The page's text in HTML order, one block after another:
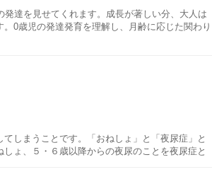
の方を指します。赤ちゃんが男の子の場合は男
飯→吸い物→赤飯→香の物赤飯→吸い物→赤飯
、そのまま赤ちゃんの歯茎に祝い箸をあてま
き起こすリスク、流産・早産のリスク
ークサーモン など妊娠中に摂取量に気をつけ
ですので、成長期にある子供が常に正しい姿勢
机とイスはセットで一緒に展示していますが、
事が可能です。
なものが絞られます。どのくらいの収納スペー
の学習机を選べば、机に向かう習慣がつくでし
ともあります。シンプルな学習机ならリビング
えるメリットがあります。
終わった後にお宮参りをするのが良いとされてい
柄）
達を見せてくれます。成長が著しい分、大人は
0歳児の発達発育を理解し、月齢に応じた関わり
0歳の時である」とされています。0歳児の赤ち
児の赤ちゃんとの接し方が、いかに赤ちゃんの
しまうことです。「おねしょ」と「夜尿症」と
ょ、５・６歳以降からの夜尿のことを夜尿症と